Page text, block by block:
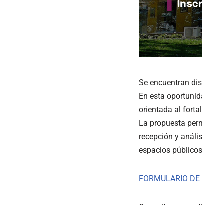
Se encuentran
En esta
orientada al
La propuesta
recepción y
espacios
FORMULARIO